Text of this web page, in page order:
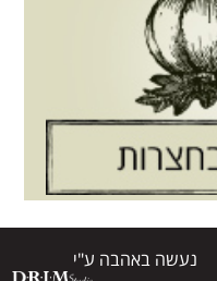
נעשה באהבה ע"י